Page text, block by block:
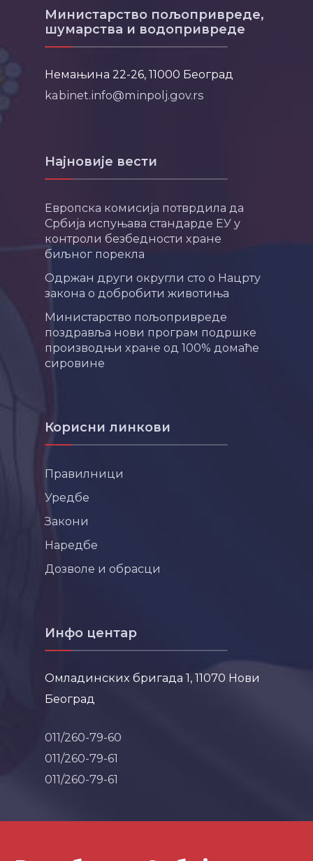
Министарство пољопривреде,
шумарства и водопривреде
Немањина 22-26, 11000 Београд
kabinet.info@minpolj.gov.rs
Најновије вести
Европска комисија потврдила да
Србија испуњава стандарде ЕУ у
контроли безбедности хране
биљног порекла
Одржан други округли сто о Нацрту
закона о добробити животиња
Министарство пољопривреде
поздравља нови програм подршке
производњи хране од 100% домаће
сировине
Корисни линкови
Правилници
Уредбе
Закони
Наредбе
Дозволе и обрасци
Инфо центар
Омладинских бригада 1, 11070 Нови
Београд
011/260-79-60
011/260-79-61
011/260-79-61